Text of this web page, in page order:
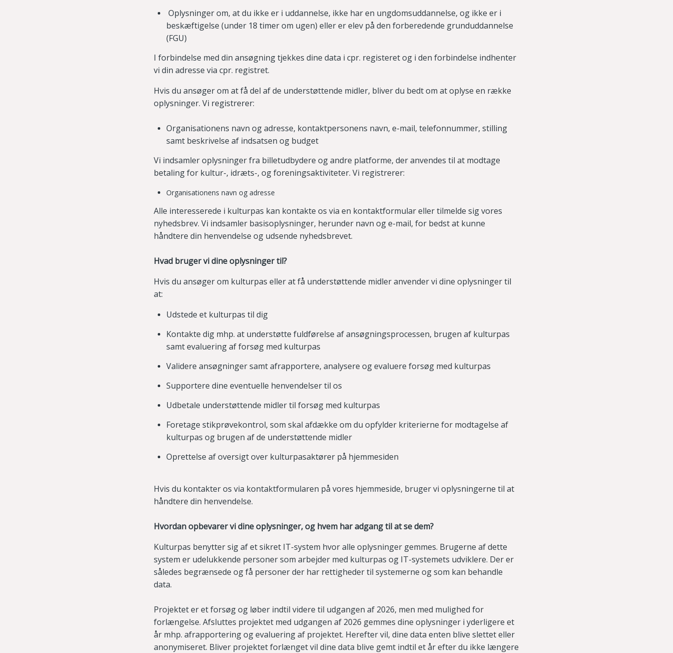
Oplysninger om, at du ikke er i uddannelse, ikke har en ungdomsuddannelse, og ikke er i
beskæftigelse (under 18 timer om ugen) eller er elev på den forberedende grunduddannelse
(FGU)
I forbindelse med din ansøgning tjekkes dine data i cpr. registeret og i den forbindelse indhenter
vi din adresse via cpr. registret.
Hvis du ansøger om at få del af de understøttende midler, bliver du bedt om at oplyse en række
oplysninger. Vi registrerer:
Organisationens navn og adresse, kontaktpersonens navn, e-mail, telefonnummer, stilling
samt beskrivelse af indsatsen og budget
Vi indsamler oplysninger fra billetudbydere og andre platforme, der anvendes til at modtage
betaling for kultur-, idræts-, og foreningsaktiviteter. Vi registrerer:
Organisationens navn og adresse
Alle interesserede i kulturpas kan kontakte os via en kontaktformular eller tilmelde sig vores
nyhedsbrev. Vi indsamler basisoplysninger, herunder navn og e-mail, for bedst at kunne
håndtere din henvendelse og udsende nyhedsbrevet.
Hvad bruger vi dine oplysninger til?
Hvis du ansøger om kulturpas eller at få understøttende midler anvender vi dine oplysninger til
at:
Udstede et kulturpas til dig
Kontakte dig mhp. at understøtte fuldførelse af ansøgningsprocessen, brugen af kulturpas
samt evaluering af forsøg med kulturpas
Validere ansøgninger samt afrapportere, analysere og evaluere forsøg med kulturpas
Supportere dine eventuelle henvendelser til os
Udbetale understøttende midler til forsøg med kulturpas
Foretage stikprøvekontrol, som skal afdække om du opfylder kriterierne for modtagelse af
kulturpas og brugen af de understøttende midler
Oprettelse af oversigt over kulturpasaktører på hjemmesiden
Hvis du kontakter os via kontaktformularen på vores hjemmeside, bruger vi oplysningerne til at
håndtere din henvendelse.
Hvordan opbevarer vi dine oplysninger, og hvem har adgang til at se dem?
Kulturpas benytter sig af et sikret IT-system hvor alle oplysninger gemmes. Brugerne af dette
system er udelukkende personer som arbejder med kulturpas og IT-systemets udviklere. Der er
således begrænsede og få personer der har rettigheder til systemerne og som kan behandle
data.
Projektet er et forsøg og løber indtil videre til udgangen af 2026, men med mulighed for
forlængelse. Afsluttes projektet med udgangen af 2026 gemmes dine oplysninger i yderligere et
år mhp. afrapportering og evaluering af projektet. Herefter vil, dine data enten blive slettet eller
anonymiseret. Bliver projektet forlænget vil dine data blive gemt indtil et år efter du ikke længere